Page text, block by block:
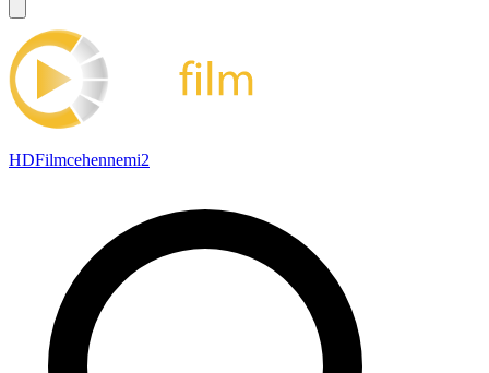
HDFilmcehennemi2